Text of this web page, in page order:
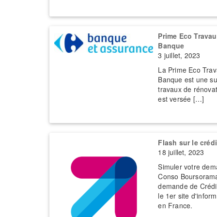
Prime Eco
Banque
3 juillet, 2023
La Prime Eco
Banque est une
travaux de
est versée […]
Flash sur le
18 juillet, 2023
Simuler votre
Conso
demande de
le 1er site
en France.